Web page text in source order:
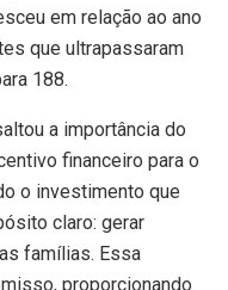
em relação ao ano
que ultrapassaram
188.
a importância do
financeiro para o
o investimento que
claro: gerar
famílias. Essa
proporcionando